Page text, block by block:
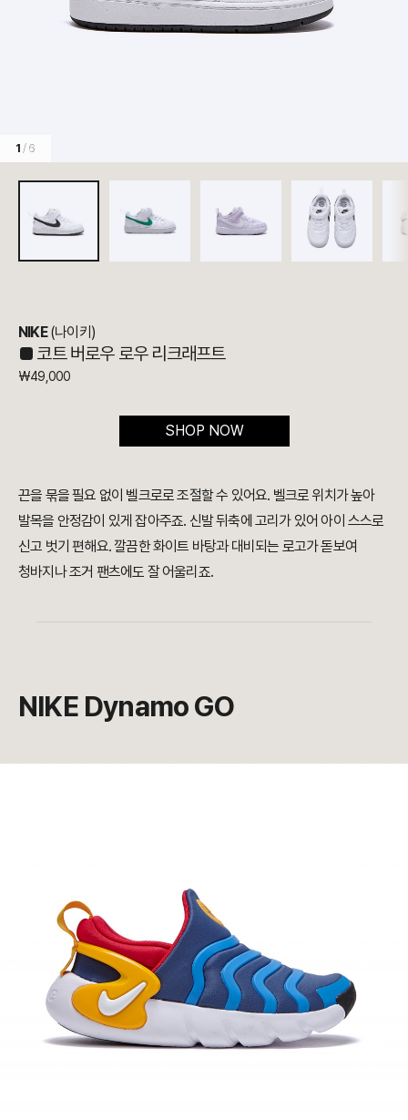
1 / 6
NIKE(나이키)
■ 코트 버로우 로우 리크래프트
₩49,000
SHOP NOW
끈을 묶을 필요 없이 벨크로로 조절할 수 있어요. 벨크로 위치가 높아
발목을 안정감이 있게 잡아주죠. 신발 뒤축에 고리가 있어 아이 스스로
신고 벗기 편해요. 깔끔한 화이트 바탕과 대비되는 로고가 돋보여
청바지나 조거 팬츠에도 잘 어울리죠.
NIKE Dynamo GO